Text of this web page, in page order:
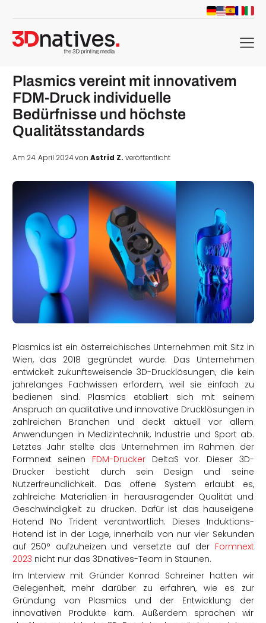
menu
Plasmics vereint mit innovativem
FDM-Druck individuelle
Bedürfnisse und höchste
Qualitätsstandards
Am 24. April 2024 von Astrid Z. veröffentlicht
Plasmics ist ein österreichisches Unternehmen mit Sitz in
Wien, das 2018 gegründet wurde. Das Unternehmen
entwickelt zukunftsweisende 3D-Drucklösungen, die kein
jahrelanges Fachwissen erfordern, weil sie einfach zu
bedienen sind. Plasmics etabliert sich mit seinem
Anspruch an qualitative und innovative Drucklösungen in
zahlreichen Branchen und deckt aktuell vor allem
Anwendungen in Medizintechnik, Industrie und Sport ab.
Letztes Jahr stellte das Unternehmen im Rahmen der
Formnext seinen FDM-DruckerDeltaS vor. Dieser 3D-
Drucker besticht durch sein Design und seine
Nutzerfreundlichkeit. Das offene System erlaubt es,
zahlreiche Materialien in herausragender Qualität und
Geschwindigkeit zu drucken. Dafür ist das hauseigene
Hotend INo Trident verantwortlich. Dieses Induktions-
Hotend ist in der Lage, innerhalb von nur vier Sekunden
auf 250° aufzuheizen und versetzte auf der Formnext
2023 nicht nur das 3Dnatives-Team in Staunen.
Im Interview mit Gründer Konrad Schreiner hatten wir
Gelegenheit, mehr darüber zu erfahren, wie es zur
Gründung von Plasmics und der Entwicklung der
innovativen Produkte kam. Außerdem sprachen wir